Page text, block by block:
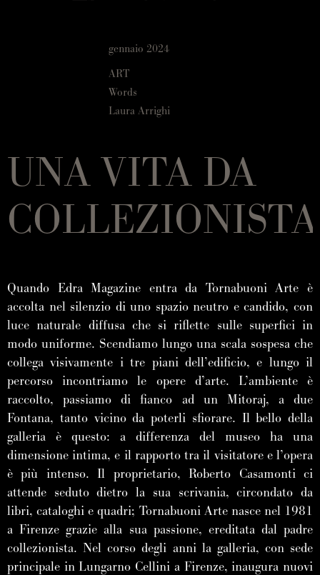
gennaio 2024
ART
Words
Laura Arrighi
UNA VITA DA
COLLEZIONISTA
Quando Edra Magazine entra da Tornabuoni Arte è
accolta nel silenzio di uno spazio neutro e candido, con
luce naturale diffusa che si riflette sulle superfici in
modo uniforme. Scendiamo lungo una scala sospesa che
collega visivamente i tre piani dell’edificio, e lungo il
percorso incontriamo le opere d’arte. L’ambiente è
raccolto, passiamo di fianco ad un Mitoraj, a due
Fontana, tanto vicino da poterli sfiorare. Il bello della
galleria è questo: a differenza del museo ha una
dimensione intima, e il rapporto tra il visitatore e l’opera
è più intenso. Il proprietario, Roberto Casamonti ci
attende seduto dietro la sua scrivania, circondato da
libri, cataloghi e quadri; Tornabuoni Arte nasce nel 1981
a Firenze grazie alla sua passione, ereditata dal padre
collezionista. Nel corso degli anni la galleria, con sede
principale in Lungarno Cellini a Firenze, inaugura nuovi